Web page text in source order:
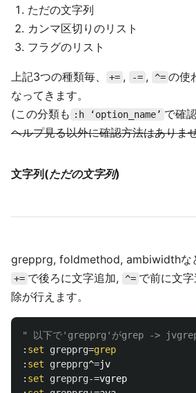
ただの文字列
カンマ区切りのリスト
フラグのリスト
上記3つの種類毎、 += , -= , ^= の使
なってきます。
(この分類も :h ‘option_name’ で確
ヘルプ見る以外に確認方法はありま
文字列(ただの文字列)
grepprg, foldmethod, ambiwidthな
+= で後ろに文字追加, ^= で前に文
除が行えます。
" 以下で'grepprg'がgrep ->
: set grepprg=grep
: set grepprg^=
: set grepprg-=